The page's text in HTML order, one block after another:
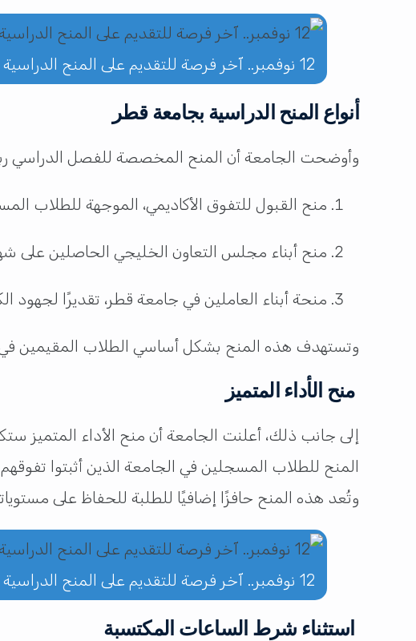
12 نوفمبر.. آخر فرصة للتقديم على المنح الدراسية بجامعة قطر
أنواع المنح الدراسية بجامعة قطر
وأوضحت الجامعة أن المنح المخصصة للفصل الدراسي ربيع 2026 تشمل عدة فئات من
منح القبول للتفوق الأكاديمي، الموجهة للطلاب
منح أبناء مجلس التعاون الخليجي الحاصلين على
منحة أبناء العاملين في جامعة قطر، تقديرًا لجهود
وتستهدف هذه المنح بشكل أساسي الطلاب المقيمين في
منح الأداء المتميز
المنح للطلاب المسجلين في الجامعة الذين أثبتوا تفوقهم
وتُعد هذه المنح حافزًا إضافيًا للطلبة للحفاظ على
12 نوفمبر.. آخر فرصة للتقديم على المنح الدراسية بجامعة قطر
استثناء شرط الساعات المكتسبة